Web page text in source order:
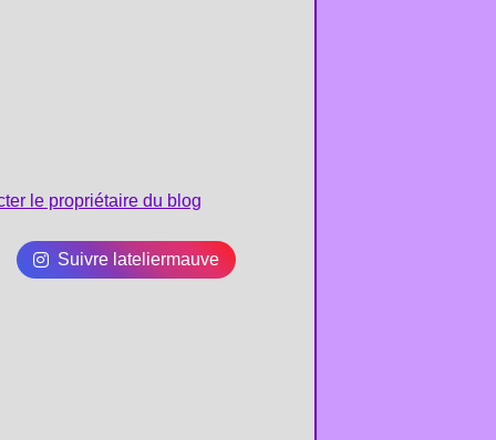
le propriétaire du blog
Suivre lateliermauve